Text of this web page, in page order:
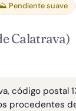
Pendiente suave
Calatrava)
código postal
procedentes